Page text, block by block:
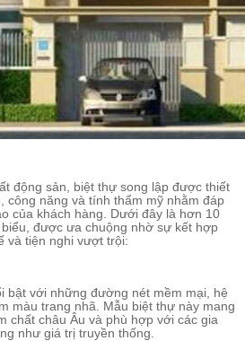
động sản, biệt thự song lập được thiết
công năng và tính thẩm mỹ nhằm đáp
của khách hàng. Dưới đây là hơn 10
được ưa chuộng nhờ sự kết hợp
và tiện nghi vượt trội:
bật với những đường nét mềm mại, hệ
màu trang nhã. Mẫu biệt thự này mang
chất châu Âu và phù hợp với các gia
như giá trị truyền thống.